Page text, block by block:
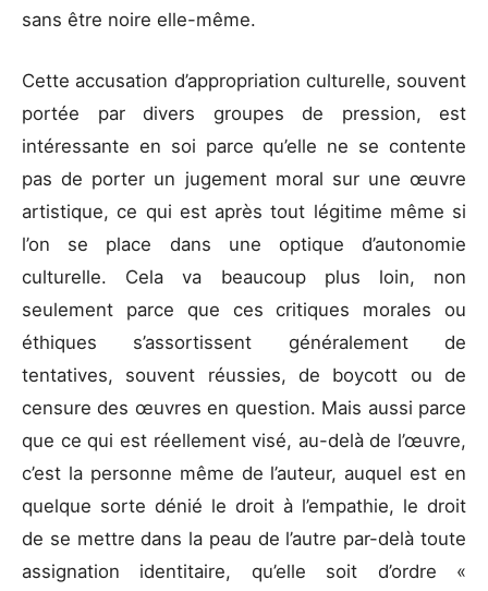
sans être noire elle-même.
Cette accusation d’appropriation culturelle, souvent
portée par divers groupes de pression, est
intéressante en soi parce qu’elle ne se contente
pas de porter un jugement moral sur une œuvre
artistique, ce qui est après tout légitime même si
l’on se place dans une optique d’autonomie
culturelle. Cela va beaucoup plus loin, non
seulement parce que ces critiques morales ou
éthiques s’assortissent généralement de
tentatives, souvent réussies, de boycott ou de
censure des œuvres en question. Mais aussi parce
que ce qui est réellement visé, au-delà de l’œuvre,
c’est la personne même de l’auteur, auquel est en
quelque sorte dénié le droit à l’empathie, le droit
de se mettre dans la peau de l’autre par-delà toute
assignation identitaire, qu’elle soit d’ordre «